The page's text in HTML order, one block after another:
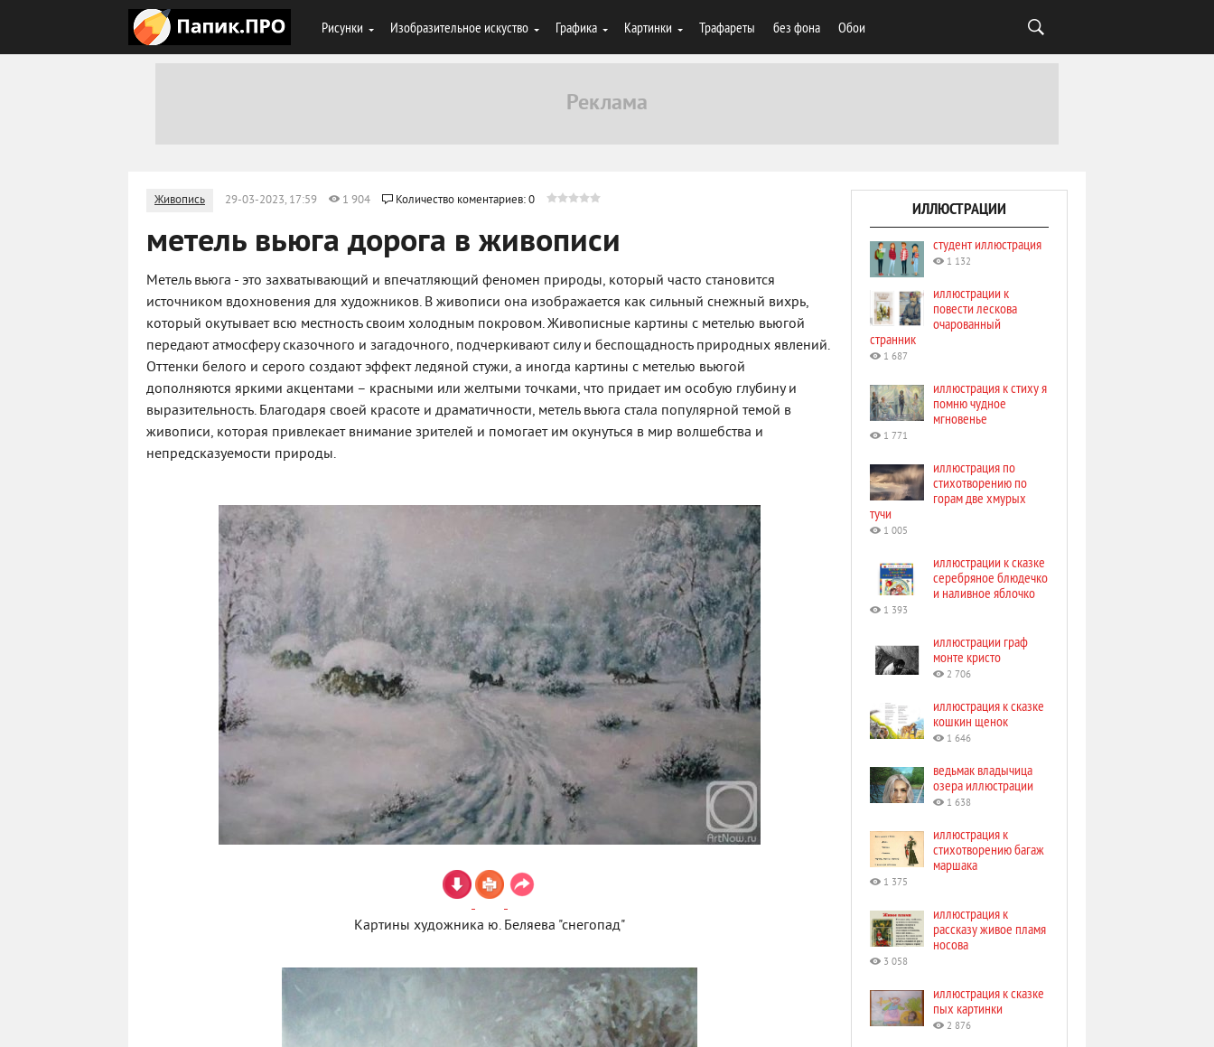
Рисунки Изобразительное искуство Графика Картинки Трафареты без фона Обои
Живопись 29-03-2023, 17:59 1 904 Количество коментариев: 0
метель вьюга дорога в живописи
Метель вьюга - это захватывающий и впечатляющий феномен природы, который часто становится
источником вдохновения для художников. В живописи она изображается как сильный снежный вихрь,
который окутывает всю местность своим холодным покровом. Живописные картины с метелью вьюгой
передают атмосферу сказочного и загадочного, подчеркивают силу и беспощадность природных явлений.
Оттенки белого и серого создают эффект ледяной стужи, а иногда картины с метелью вьюгой
дополняются яркими акцентами – красными или желтыми точками, что придает им особую глубину и
выразительность. Благодаря своей красоте и драматичности, метель вьюга стала популярной темой в
живописи, которая привлекает внимание зрителей и помогает им окунуться в мир волшебства и
непредсказуемости природы.
Картины художника ю. Беляева "снегопад"
ИЛЛЮСТРАЦИИ
студент иллюстрация
1 132
иллюстрации к
повести лескова
очарованный
странник
1 687
иллюстрация к стиху я
помню чудное
мгновенье
1 771
иллюстрация по
стихотворению по
горам две хмурых
тучи
1 005
иллюстрации к сказке
серебряное блюдечко
и наливное яблочко
1 393
иллюстрации граф
монте кристо
2 706
иллюстрация к сказке
кошкин щенок
1 646
ведьмак владычица
озера иллюстрации
1 638
иллюстрация к
стихотворению багаж
маршака
1 375
иллюстрация к
рассказу живое пламя
носова
3 058
иллюстрация к сказке
пых картинки
2 876